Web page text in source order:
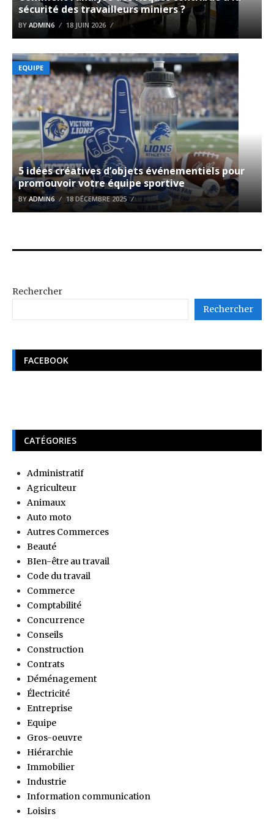
sécurité des travailleurs miniers ?
BY ADMIN6 18 JUIN 2026
EQUIPE
5 idées créatives d’objets événementiels pour
promouvoir votre équipe sportive
BYADMIN6 18 DÉCEMBRE 2025
Rechercher
Rechercher
FACEBOOK
CATÉGORIES
Administratif
Agriculteur
Animaux
Auto moto
Autres Commerces
Beauté
BIen-être au travail
Code du travail
Commerce
Comptabilité
Concurrence
Conseils
Construction
Contrats
Déménagement
Électricité
Entreprise
Equipe
Gros-oeuvre
Hiérarchie
Immobilier
Industrie
Information communication
Loisirs